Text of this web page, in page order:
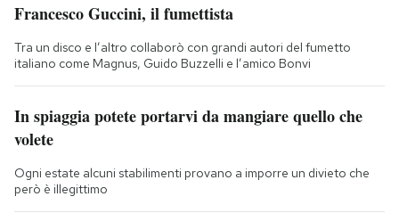
Francesco Guccini, il fumettista
Tra un disco e l’altro collaborò con grandi autori del fumetto
italiano come Magnus, Guido Buzzelli e l’amico Bonvi
In spiaggia potete portarvi da mangiare quello che
volete
Ogni estate alcuni stabilimenti provano a imporre un divieto che
però è illegittimo